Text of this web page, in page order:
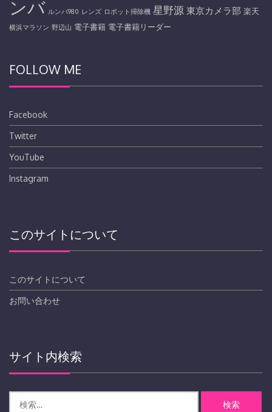
ンバ ルンバ980 レンズ ロボット掃除機 星野源 東京カメラ部 楽天
横浜マラソン 野辺山 電子書籍 電子書籍リーダー
FOLLOW ME
Facebook
Twitter
YouTube
Instagram
このサイトについて
このサイトについて
お問い合わせ
サイト内検索